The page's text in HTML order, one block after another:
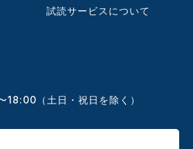
試読サービスについて
（土日・祝日を除く）